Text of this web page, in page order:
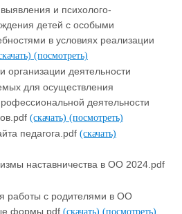
и психолого-
детей с особыми
в условиях реализации
(посмотреть)
деятельности
для осуществления
деятельности
(скачать) (посмотреть)
педагога.pdf (скачать)
наставничества в ОО 2024.pdf
работы с родителями в ОО
формы.pdf (скачать) (посмотреть)